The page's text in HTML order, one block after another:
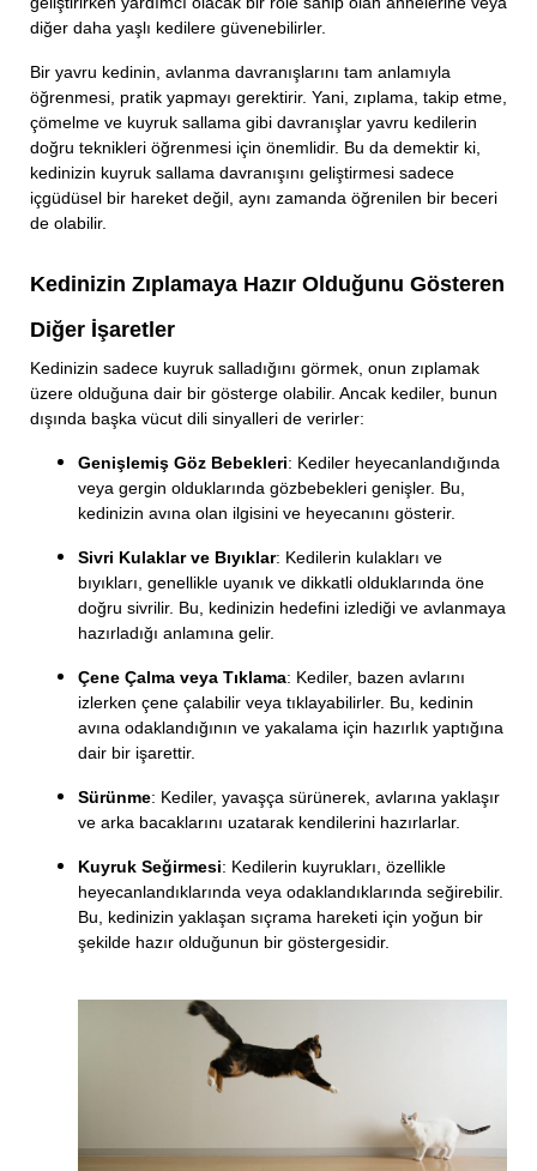
diğer daha yaşlı kedilere güvenebilirler.
Bir yavru kedinin, avlanma davranışlarını tam anlamıyla
öğrenmesi, pratik yapmayı gerektirir. Yani, zıplama, takip etme,
çömelme ve kuyruk sallama gibi davranışlar yavru kedilerin
doğru teknikleri öğrenmesi için önemlidir. Bu da demektir ki,
kedinizin kuyruk sallama davranışını geliştirmesi sadece
içgüdüsel bir hareket değil, aynı zamanda öğrenilen bir beceri
de olabilir.
Kedinizin Zıplamaya Hazır Olduğunu Gösteren
Diğer İşaretler
Kedinizin sadece kuyruk salladığını görmek, onun zıplamak
üzere olduğuna dair bir gösterge olabilir. Ancak kediler, bunun
dışında başka vücut dili sinyalleri de verirler:
Genişlemiş Göz Bebekleri: Kediler heyecanlandığında
veya gergin olduklarında gözbebekleri genişler. Bu,
kedinizin avına olan ilgisini ve heyecanını gösterir.
Sivri Kulaklar ve Bıyıklar: Kedilerin kulakları ve
bıyıkları, genellikle uyanık ve dikkatli olduklarında öne
doğru sivrilir. Bu, kedinizin hedefini izlediği ve avlanmaya
hazırladığı anlamına gelir.
Çene Çalma veya Tıklama: Kediler, bazen avlarını
izlerken çene çalabilir veya tıklayabilirler. Bu, kedinin
avına odaklandığının ve yakalama için hazırlık yaptığına
dair bir işarettir.
Sürünme: Kediler, yavaşça sürünerek, avlarına yaklaşır
ve arka bacaklarını uzatarak kendilerini hazırlarlar.
Kuyruk Seğirmesi: Kedilerin kuyrukları, özellikle
heyecanlandıklarında veya odaklandıklarında seğirebilir.
Bu, kedinizin yaklaşan sıçrama hareketi için yoğun bir
şekilde hazır olduğunun bir göstergesidir.